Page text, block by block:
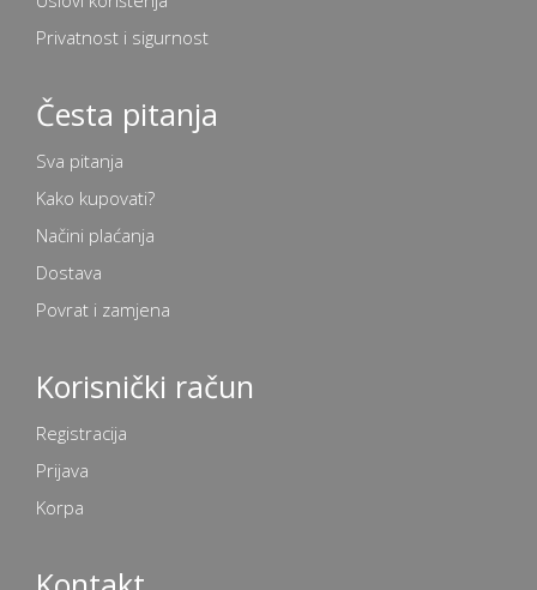
Privatnost i sigurnost
Česta pitanja
Sva pitanja
Kako kupovati?
Načini plaćanja
Dostava
Povrat i zamjena
Korisnički račun
Registracija
Prijava
Korpa